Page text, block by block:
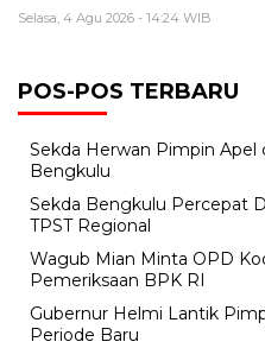
Selasa, 4 Agu 2026 - 14:24 WIB
POS-POS TERBARU
Sekda Herwan Pimpin
Bengkulu
Sekda Bengkulu Percepat
TPST Regional
Wagub Mian Minta OPD
Pemeriksaan BPK RI
Gubernur Helmi Lantik
Periode Baru